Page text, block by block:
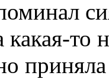
какая-